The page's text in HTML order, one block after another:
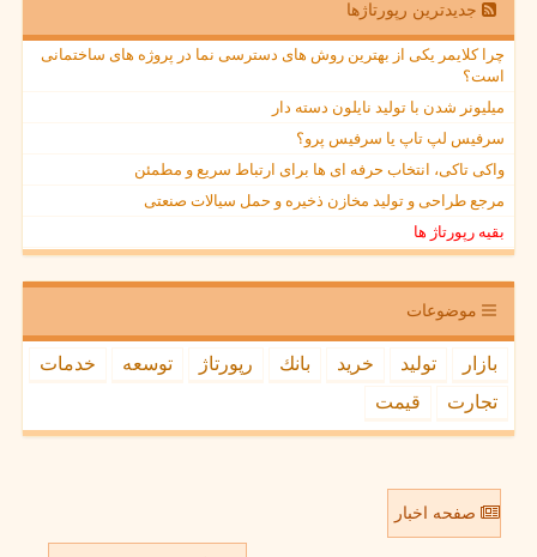
جدیدترین رپورتاژها
چرا کلایمر یکی از بهترین روش های دسترسی نما در پروژه های ساختمانی
است؟
میلیونر شدن با تولید نایلون دسته دار
سرفیس لپ تاپ یا سرفیس پرو؟
واکی تاکی، انتخاب حرفه ای ها برای ارتباط سریع و مطمئن
مرجع طراحی و تولید مخازن ذخیره و حمل سیالات صنعتی
بقیه رپورتاژ ها
موضوعات
بازار تولید خرید بانك رپورتاژ توسعه
خدمات
تجارت
قیمت
صفحه اخبار